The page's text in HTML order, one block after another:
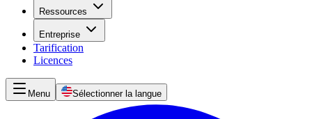
Ressources
Entreprise
Tarification
Licences
Menu Sélectionner la langue